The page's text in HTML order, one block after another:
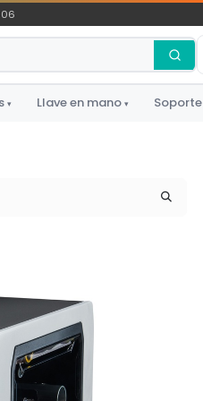
▾ Llave en mano ▾ Soporte